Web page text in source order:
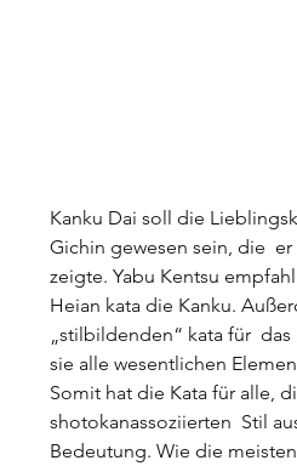
Kanku Dai soll die
Gichin gewesen sein, die
zeigte. Yabu Kentsu
Heian kata die Kanku.
„stilbildenden“ kata für
sie alle wesentlichen
Somit hat die Kata für alle,
shotokanassoziierten  Stil
Bedeutung. Wie die